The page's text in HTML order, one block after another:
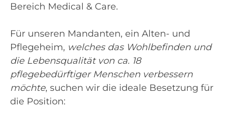
Bereich Medical & Care.
Für unseren Mandanten, ein Alten- und
Pflegeheim, welches das Wohlbefinden und
die Lebensqualität von ca. 18
pflegebedürftiger Menschen verbessern
möchte, suchen wir die ideale Besetzung für
die Position: